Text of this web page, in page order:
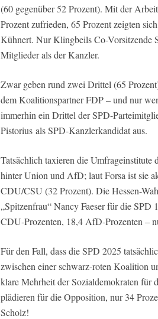
(60 gegenüber 52 Prozent). Mit der
Prozent zufrieden, 65 Prozent zeigten
Kühnert. Nur Klingbeils Co-Vorsitzende
Mitglieder als der Kanzler.
Zwar geben rund zwei Drittel (65
dem Koalitionspartner FDP – und nur
immerhin ein Drittel der SPD-
Pistorius als SPD-Kanzlerkandidat aus.
Tatsächlich taxieren die Umfrageinstitute
hinter Union und AfD; laut Forsa ist sie
CDU/CSU (32 Prozent). Die Hessen-
„Spitzenfrau“ Nancy Faeser für die SPD
CDU-Prozenten, 18,4 AfD-Prozenten –
Für den Fall, dass die SPD 2025
zwischen einer schwarz-roten Koalition
klare Mehrheit der Sozialdemokraten für
plädieren für die Opposition, nur 34
Scholz!